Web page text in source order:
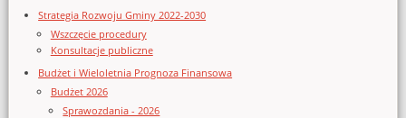
Strategia Rozwoju Gminy 2022-2030
Wszczęcie procedury
Konsultacje publiczne
Budżet i Wieloletnia Prognoza Finansowa
Budżet 2026
Sprawozdania - 2026